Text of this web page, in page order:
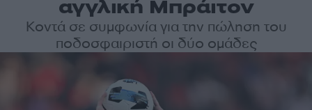
αγγλική Μπράιτον
Κοντά σε συμφωνία για την πώληση του
ποδοσφαιριστή οι δύο ομάδες